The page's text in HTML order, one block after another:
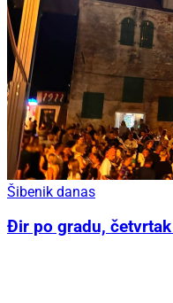
Šibenik danas
Đir po gradu,